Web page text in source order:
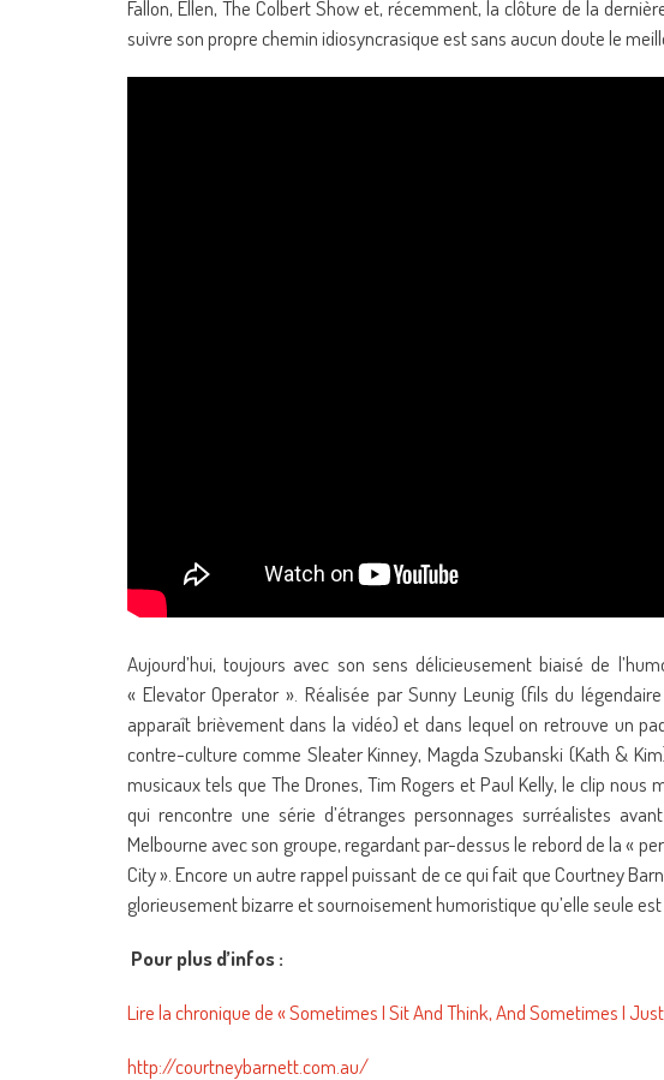
Fallon, Ellen, The Colbert Show et, récemment, la clôture de la
suivre son propre chemin idiosyncrasique est sans aucun doute le
Aujourd’hui, toujours avec son sens délicieusement biaisé de
« Elevator Operator ». Réalisée par Sunny Leunig (fils du
apparaît brièvement dans la vidéo) et dans lequel on retrouve un
contre-culture comme Sleater Kinney, Magda Szubanski (Kath &
musicaux tels que The Drones, Tim Rogers et Paul Kelly, le clip
qui rencontre une série d’étranges personnages surréalistes
Melbourne avec son groupe, regardant par-dessus le rebord de la «
City ». Encore un autre rappel puissant de ce qui fait que Courtney
glorieusement bizarre et sournoisement humoristique qu’elle seule
Pour plus d’infos :
Lire la chronique de « Sometimes I Sit And Think, And Sometimes I
http://courtneybarnett.com.au/